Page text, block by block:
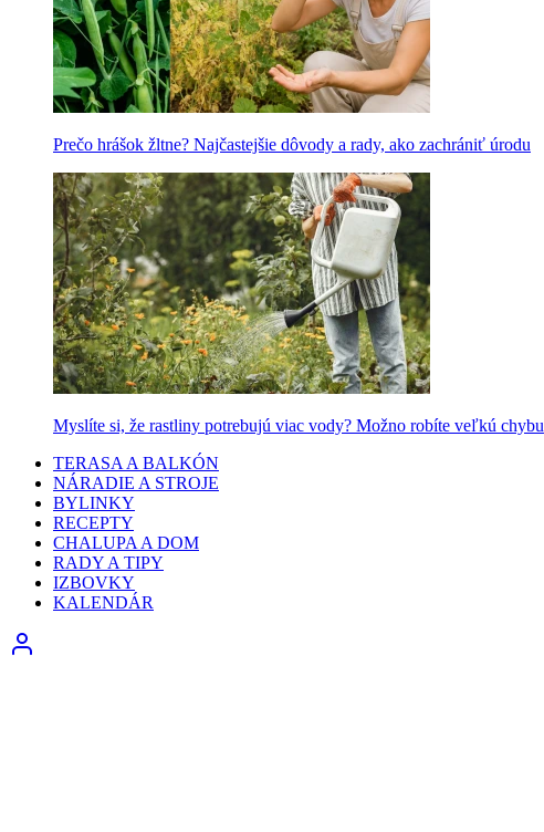
Prečo hrášok žltne? Najčastejšie dôvody a rady, ako zachrániť úrodu
Myslíte si, že rastliny potrebujú viac vody? Možno robíte veľkú chybu
TERASA A BALKÓN
NÁRADIE A STROJE
BYLINKY
RECEPTY
CHALUPA A DOM
RADY A TIPY
IZBOVKY
KALENDÁR